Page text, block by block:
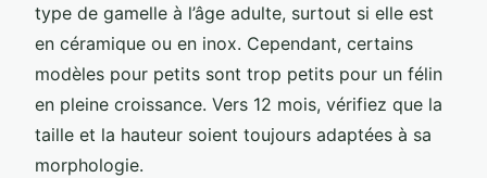
type de gamelle à l’âge adulte, surtout si elle est
en céramique ou en inox. Cependant, certains
modèles pour petits sont trop petits pour un félin
en pleine croissance. Vers 12 mois, vérifiez que la
taille et la hauteur soient toujours adaptées à sa
morphologie.